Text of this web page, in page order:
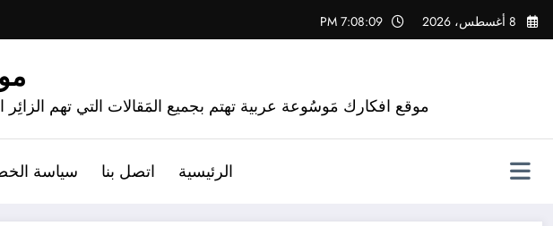
التجاوز
إلى
8 أغسطس، 2026 7:08:10 PM
موقع افكارك مَوسُوعة عربية تهتم بجميع المَقالات التي تهم
الرئيسية اتصل بنا سياسة